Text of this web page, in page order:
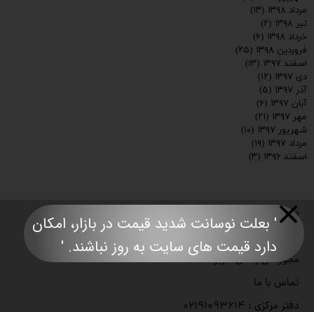
مرداد ۱۳۹۸
(۱۳)
تیر ۱۳۹۸
(۲)
خرداد ۱۳۹۸
(۶)
فروردین ۱۳۹۸
(۲۵)
اسفند ۱۳۹۷
(۱۳)
دی ۱۳۹۷
(۱۲)
آذر ۱۳۹۷
(۵)
آبان ۱۳۹۷
(۶)
مهر ۱۳۹۷
(۲۱)
شهریور ۱۳۹۷
(۱۰)
مرداد ۱۳۹۷
(۱۹)
اسفند ۱۳۹۶
(۳)
صفحه نخست
درباره با ما
مجوزهای رسمی کاریزما
تماس با ما
دفتر مرکزی : ۰۲۱۹۱۰۹۳۶۱۴
' بعلت نوسانت شدید قیمت در بازار، امکان
دارد قیمت های سایت به روز نباشند. '​​​​​​​​​​​​​​